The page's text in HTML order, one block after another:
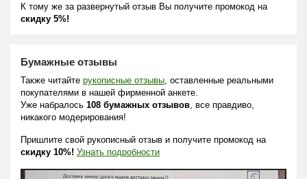
К тому же за развернутый отзыв Вы получите промокод на
скидку 5%!
Бумажные отзывы
Также читайте рукописные отзывы, оставленные реальными
покупателями в нашей фирменной анкете.
Уже набралось 108 бумажных отзывов, все правдиво,
никакого модерирования!
Пришлите свой рукописный отзыв и получите промокод на
скидку 10%! Узнать подробности